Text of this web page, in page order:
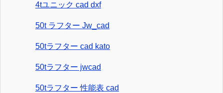
4tユニック cad dxf
50t ラフター Jw_cad
50tラフター cad kato
50tラフター jwcad
50tラフター 性能表 cad